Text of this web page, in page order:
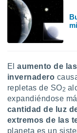
Elaumento de
invernadero
repletas de SO2
expandiéndose
cantidad de luz
extremos de las
planeta es un